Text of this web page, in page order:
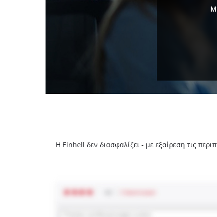
Η Einhell δεν διασφαλίζει - με εξαίρεση τις